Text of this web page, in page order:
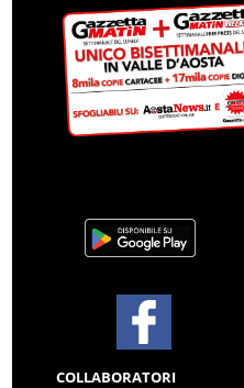
COLLABORATORI